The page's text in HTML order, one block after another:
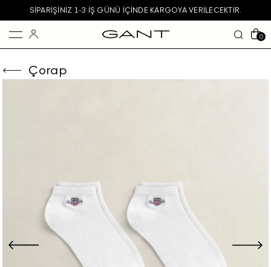
SIPARIŞINIZ 1-3 IŞ GÜNÜ IÇINDE KARGOYA VERILECEKTIR.
0
Çorap